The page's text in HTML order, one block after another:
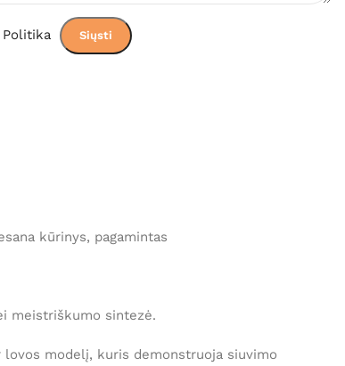
kūrinys, pagamintas
meistriškumo sintezė.
modelį, kuris demonstruoja siuvimo